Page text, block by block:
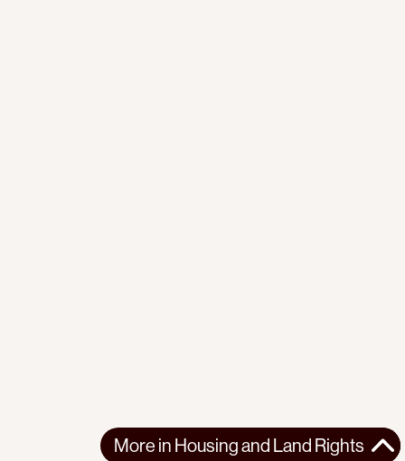
More in Housing and Land Rights